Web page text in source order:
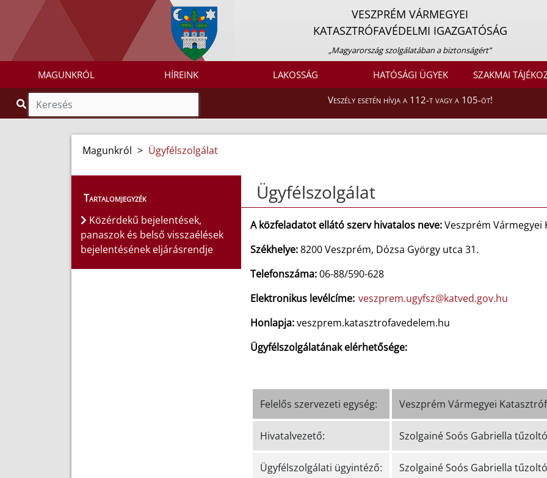
VESZPRÉM VÁRMEGYEI
KATASZTRÓFAVÉDELMI IGAZGATÓSÁG
„Magyarország szolgálatában a biztonságért”
MAGUNKRÓL HÍREINK LAKOSSÁG HATÓSÁGI ÜGYEK SZAKMAI
Veszély esetén hívja a 112-t vagy a 105-öt!
Magunkról > Ügyfélszolgálat
Tartalomjegyzék
Közérdekű bejelentések,
panaszok és belső visszaélések
bejelentésének eljárásrendje
Ügyfélszolgálat
A közfeladatot ellátó szerv hivatalos neve:Veszprém Vármegyei
Székhelye:8200 Veszprém, Dózsa György utca 31.
Telefonszáma:06-88/590-628
Elektronikus levélcíme: veszprem.ugyfsz@katved.gov.hu
Honlapja:veszprem.katasztrofavedelem.hu
Ügyfélszolgálatának elérhetősége:
Felelős szervezeti egység: Veszprém Vármegyei
Hivatalvezető: Szolgainé Soós Gabriella
Ügyfélszolgálati ügyintéző: Szolgainé Soós Gabriella